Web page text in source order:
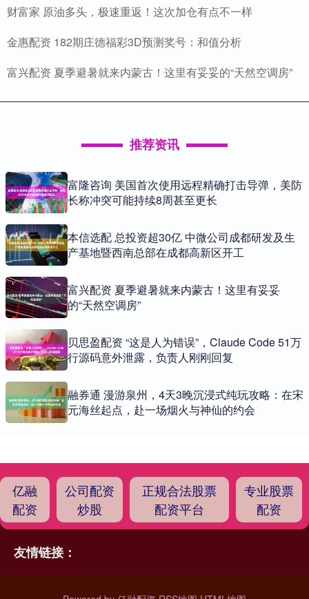
财富家 原油多头，极速重返！这次加仓有点不一样
金惠配资 182期庄德福彩3D预测奖号：和值分析
富兴配资 夏季避暑就来内蒙古！这里有妥妥的“天然空调房”
推荐资讯
富隆咨询 美国首次使用远程精确打击导弹，美防
长称冲突可能持续8周甚至更长
本信选配 总投资超30亿 中微公司成都研发及生
产基地暨西南总部在成都高新区开工
富兴配资 夏季避暑就来内蒙古！这里有妥妥
的“天然空调房”
贝思盈配资 “这是人为错误”，Claude Code 51万
行源码意外泄露，负责人刚刚回复
融券通 漫游泉州，4天3晚沉浸式纯玩攻略：在宋
元海丝起点，赴一场烟火与神仙的约会
亿融
配资
公司配资
炒股
正规合法股票
配资平台
专业股票
配资
友情链接：